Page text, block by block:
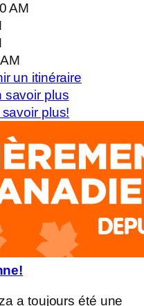
AM
un itinéraire
savoir plus
savoir plus!
a toujours été une